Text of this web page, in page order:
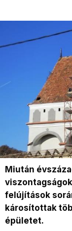
Miután
felújítások
károsítottak
épületet.